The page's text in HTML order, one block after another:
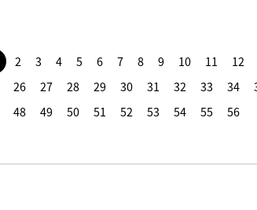
2 3 4 5 6 7 8 9 10 11 12
26 27 28 29 30 31 32 33 34
48 49 50 51 52 53 54 55 56